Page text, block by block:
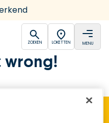
open
ZOEKEN LOKETTEN MENU
wrong!